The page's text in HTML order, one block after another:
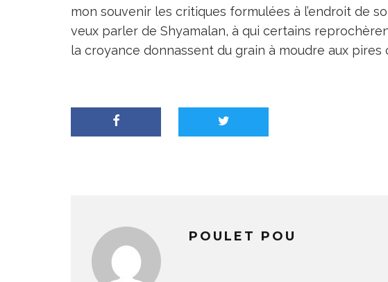
mon souvenir les critiques formulées à l’endroit de
veux parler de Shyamalan, à qui certains
la croyance donnassent du grain à moudre aux
POULET POU